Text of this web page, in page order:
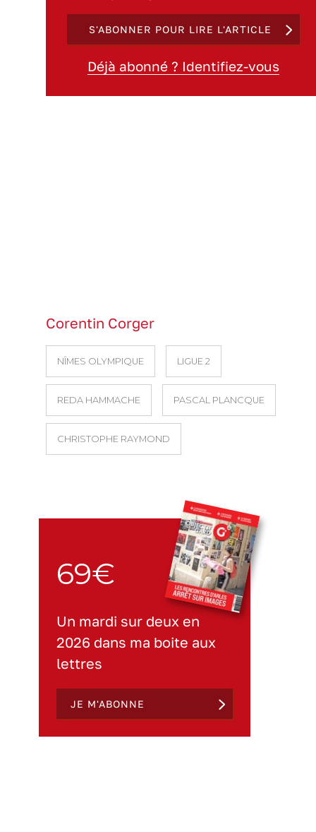
S'ABONNER POUR LIRE L'ARTICLE
Déjà abonné ? Identifiez-vous
Corentin Corger
NÎMES OLYMPIQUE LIGUE 2
REDA HAMMACHE PASCAL PLANCQUE
CHRISTOPHE RAYMOND
69€
Un mardi sur deux en
2026 dans ma boite aux
lettres
JE M'ABONNE